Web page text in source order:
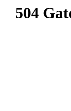
504